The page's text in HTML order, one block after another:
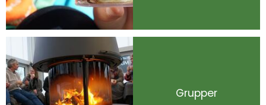
Grupper